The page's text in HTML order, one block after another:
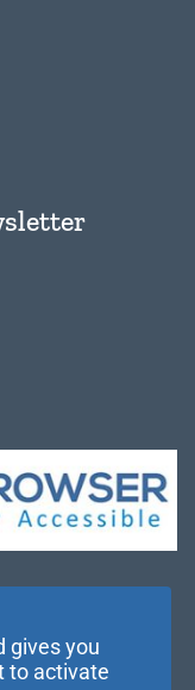
gives you
to activate